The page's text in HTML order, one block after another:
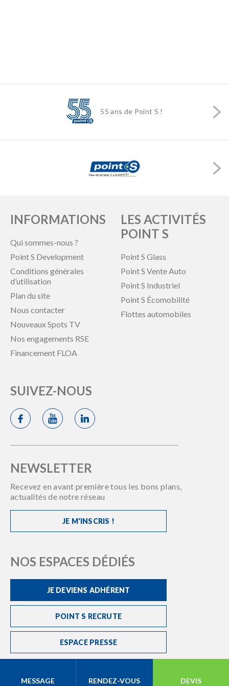
MESSAGE RENDEZ-VOUS DEVIS
55 ans de Point S !
INFORMATIONS
Qui sommes-nous ?
Point S Development
Conditions générales
d’utilisation
Plan du site
Nous contacter
Nouveaux Spots TV
Nos engagements RSE
Financement FLOA
LES ACTIVITÉS
POINT S
Point S Glass
Point S Vente Auto
Point S Industriel
Point S Écomobilité
Flottes automobiles
SUIVEZ-NOUS
NEWSLETTER
Recevez en avant première tous les bons plans,
actualités de notre réseau
JE M'INSCRIS !
NOS ESPACES DÉDIÉS
JE DEVIENS ADHÉRENT
POINT S RECRUTE
ESPACE PRESSE